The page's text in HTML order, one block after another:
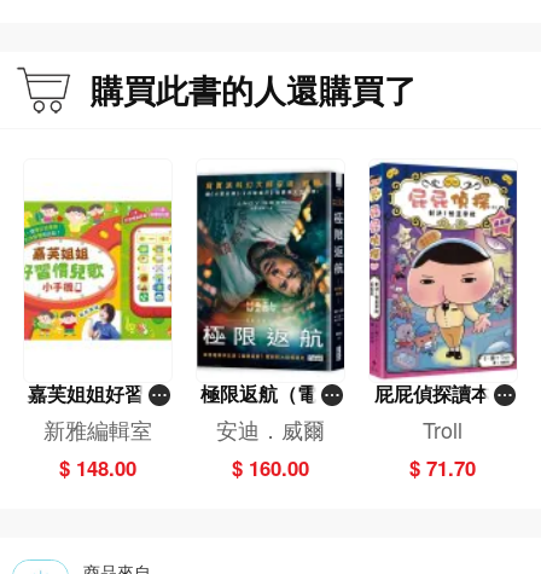
共讀書單，包括中文認字、英文拼音、
數學啟蒙、視藝發展、益智遊戲書及課
購買此書的人還購買了
嘉芙姐姐好習慣
兒歌小手機
新雅編輯室
$ 148.00
極限返航（電影
書衣典藏版）
（獨家收錄作者
訪談）
安迪．威爾
$ 160.00
屁屁偵探讀本(1
3)－－對決！怪
篇）
Troll
$ 71.70